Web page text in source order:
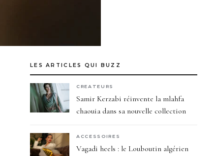
LES ARTICLES QUI BUZZ
CREATEURS
Samir Kerzabi réinvente la mlahfa
chaouia dans sa nouvelle collection
ACCESSOIRES
Vagadi heels : le Louboutin algérien